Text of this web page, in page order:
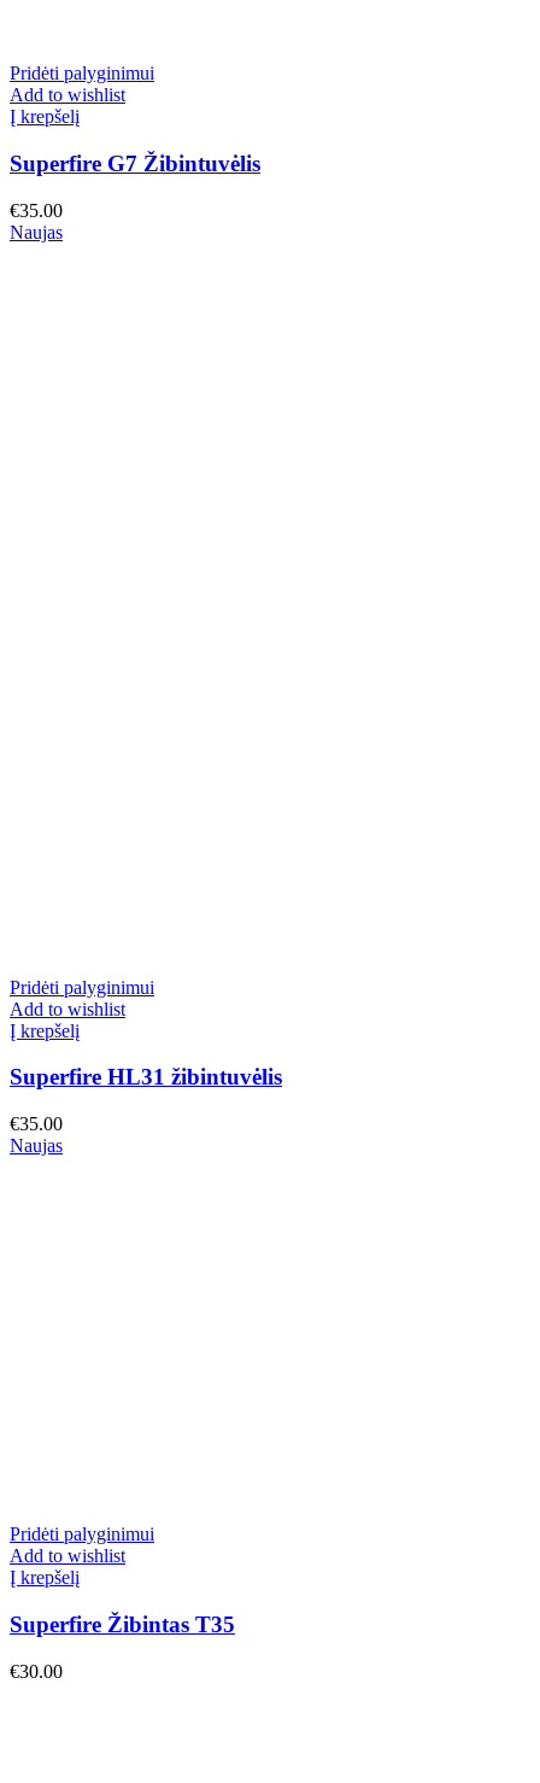
Pridėti palyginimui
Add to wishlist
Į krepšelį
Superfire G7 Žibintuvėlis
€35.00
Naujas
Pridėti palyginimui
Add to wishlist
Į krepšelį
Superfire HL31 žibintuvėlis
€35.00
Naujas
Pridėti palyginimui
Add to wishlist
Į krepšelį
Superfire Žibintas T35
€30.00